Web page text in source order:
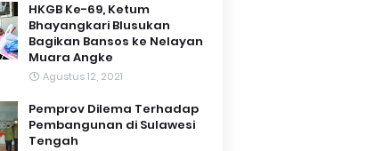
HKGB Ke-69, Ketum
Bhayangkari Blusukan
Bagikan Bansos ke Nelayan
Muara Angke
Agustus 12, 2021
Pemprov Dilema Terhadap
Pembangunan di Sulawesi
Tengah